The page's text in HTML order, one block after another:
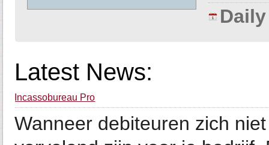
Latest News:
Incassobureau Pro
Wanneer debiteuren zich